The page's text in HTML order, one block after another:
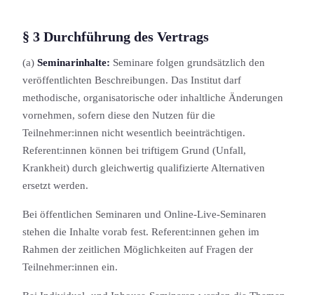
§ 3 Durch­führung des Vertrags
(a) Seminarinhalte: Seminare folgen grundsätzlich den
veröffentlichten Beschreibung­en. Das Institut darf
methodische, organis­atorische oder inhaltliche Änderungen
vornehmen, sofern diese den Nutzen für die
Teilnehmer:innen nicht wesentlich beeinträchtigen.
Referent:innen können bei triftigem Grund (Unfall,
Krankheit) durch gleichwertig qualifizierte Alternativen
ersetzt werden.
Bei öffentlichen Seminaren und Online-Live-Seminaren
stehen die Inhalte vorab fest. Referent:innen gehen im
Rahmen der zeitlichen Möglichkeit­en auf Fragen der
Teilnehmer:innen ein.